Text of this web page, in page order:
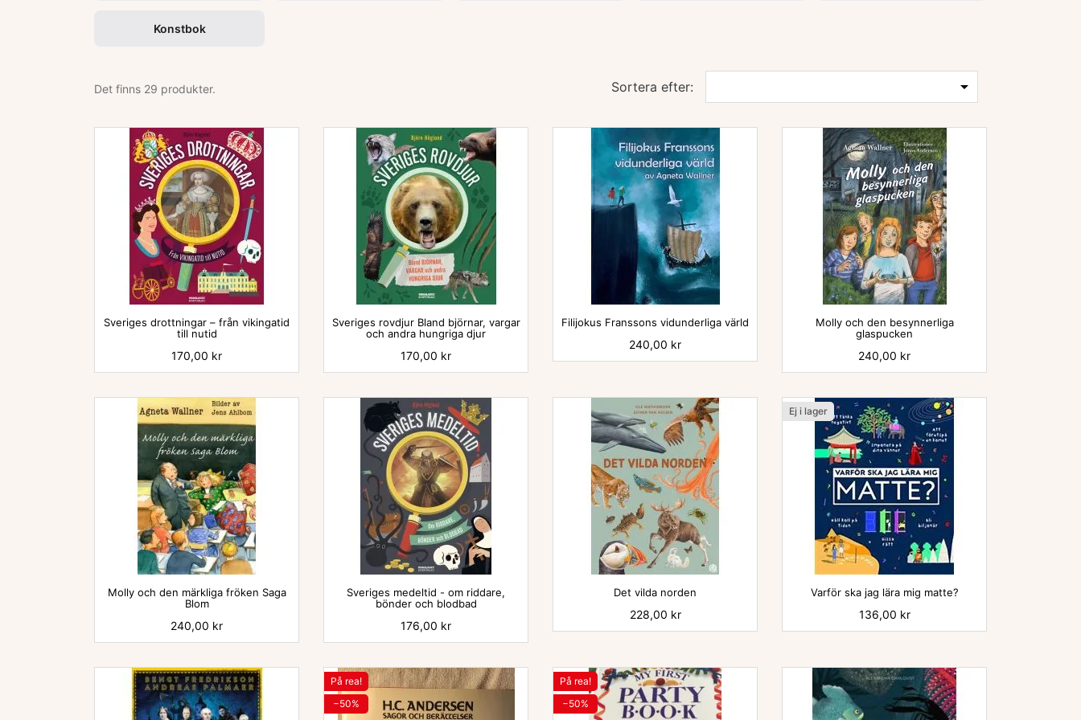
Konstbok
Det finns 29 produkter. Sortera efter: 
Sveriges drottningar – från vikingatid
till nutid
Pris
170,00 kr

Sveriges rovdjur Bland björnar, vargar
och andra hungriga djur
Pris
170,00 kr
Filijokus Franssons vidunderliga värld
Pris
240,00 kr

Molly och den besynnerliga
glaspucken
Pris
240,00 kr

Molly och den märkliga fröken Saga
Blom
Pris
240,00 kr

Sveriges medeltid - om riddare,
bönder och blodbad
Pris
176,00 kr

Det vilda norden
Pris
228,00 kr
Ej i lager
Varför ska jag lära mig matte?
Pris
136,00 kr
På rea!
−50%
På rea!
−50%